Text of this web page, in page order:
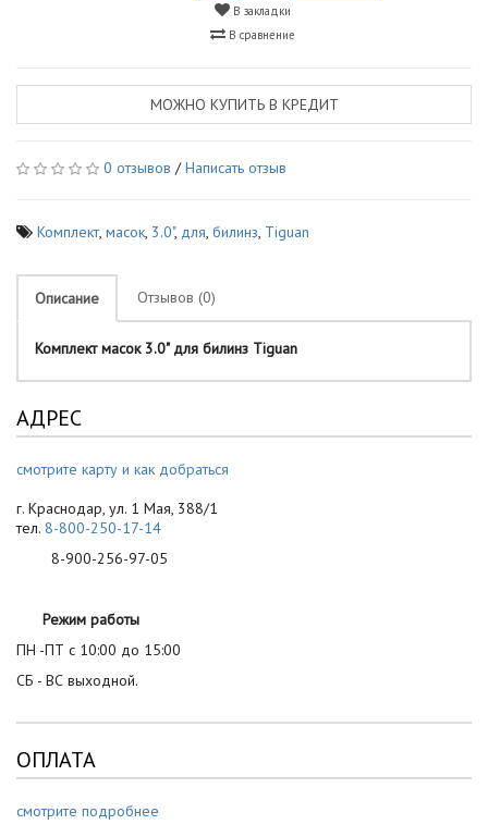
В закладки
В сравнение
МОЖНО КУПИТЬ В КРЕДИТ
0 отзывов /Написать отзыв
Комплект, масок, 3.0", для, билинз, Tiguan
Описание Отзывов (0)
Комплект масок 3.0" для билинз Tiguan
АДРЕС
смотрите карту и как добраться
г. Краснодар, ул. 1 Мая, 388/1
тел. 8-800-250-17-14
8-900-256-97-05
Режим работы
ПН -ПТ с 10:00 до 15:00
СБ - ВС выходной.
ОПЛАТА
смотрите подробнее